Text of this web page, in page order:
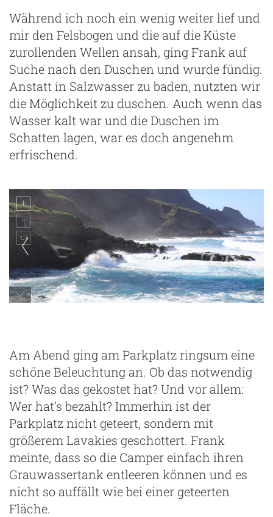
Während ich noch ein wenig weiter lief und
mir den Felsbogen und die auf die Küste
zurollenden Wellen ansah, ging Frank auf
Suche nach den Duschen und wurde fündig.
Anstatt in Salzwasser zu baden, nutzten wir
die Möglichkeit zu duschen. Auch wenn das
Wasser kalt war und die Duschen im
Schatten lagen, war es doch angenehm
erfrischend.
Am Abend ging am Parkplatz ringsum eine
schöne Beleuchtung an. Ob das notwendig
ist? Was das gekostet hat? Und vor allem:
Wer hat’s bezahlt? Immerhin ist der
Parkplatz nicht geteert, sondern mit
größerem Lavakies geschottert. Frank
meinte, dass so die Camper einfach ihren
Grauwassertank entleeren können und es
nicht so auffällt wie bei einer geteerten
Fläche.